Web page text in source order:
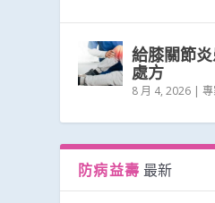
給膝關節
處方
8 月 4, 2026 |
防病益壽 最新